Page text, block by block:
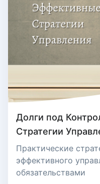
Долги под
Стратегии
Практические
эффективного
обязательствами